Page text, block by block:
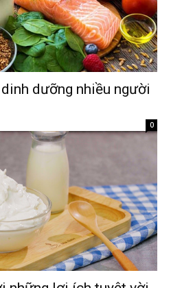
dưỡng nhiều người
0